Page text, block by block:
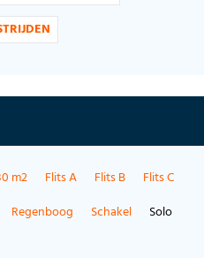
m2 Flits A Flits B
Flits C
Regenboog Schakel
Solo